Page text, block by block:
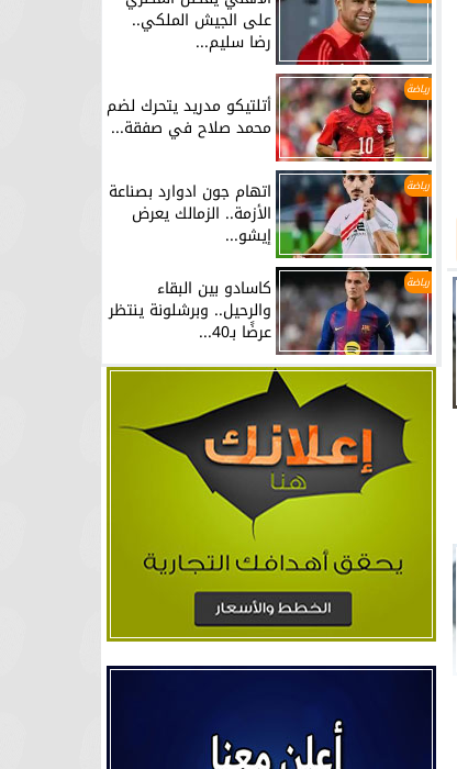
على الجيش الملكي..
رضا سليم...
رياضة
أتلتيكو مدريد يتحرك لضم
محمد صلاح في صفقة...
رياضة اتهام جون ادوارد بصناعة
الأزمة.. الزمالك يعرض
إيشو...
رياضة كاسادو بين البقاء
والرحيل.. وبرشلونة ينتظر
عرضًا بـ40...